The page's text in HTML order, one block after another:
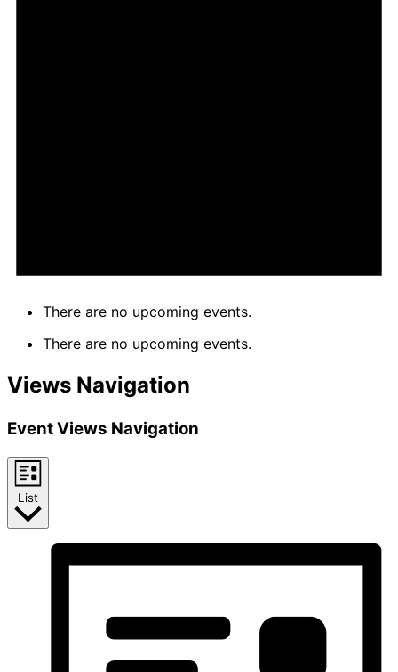
There are no upcoming events.
There are no upcoming events.
Views Navigation
Event Views Navigation
List